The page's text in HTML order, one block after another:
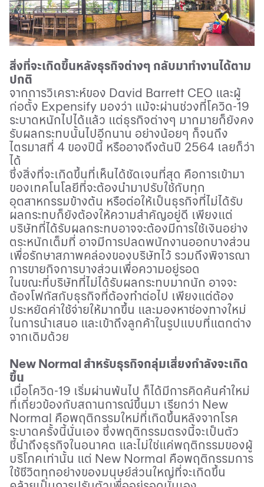
สิ่งที่จะเกิดขึ้นหลังธุรกิจต่างๆ กลับมาทำงานได้ตาม
ปกติ
จากการวิเคราะห์ของ David Barrett CEO และผู้
ก่อตั้ง Expensify มองว่า แม้จะผ่านช่วงที่โควิด-19
ระบาดหนักไปได้แล้ว แต่ธุรกิจต่างๆ มากมายก็ยังคง
รับผลกระทบนั้นไปอีกนาน อย่างน้อยๆ ก็จนถึง
ไตรมาสที่ 4 ของปีนี้ หรืออาจถึงต้นปี 2564 เลยก็ว่า
ได้
ซึ่งสิ่งที่จะเกิดขึ้นที่เห็นได้ชัดเจนที่สุด คือการเข้ามา
ของเทคโนโลยีที่จะต้องนำมาปรับใช้กับทุก
อุตสาหกรรมข้างต้น หรือต่อให้เป็นธุรกิจที่ไม่ได้รับ
ผลกระทบก็ยังต้องให้ความสำคัญอยู่ดี เพียงแต่
บริษัทที่ได้รับผลกระทบอาจจะต้องมีการใช้เงินอย่าง
ตระหนักเต็มที่ อาจมีการปลดพนักงานออกบางส่วน
เพื่อรักษาสภาพคล่องของบริษัทไว้ รวมถึงพิจารณา
การขายกิจการบางส่วนเพื่อความอยู่รอด
ในขณะที่บริษัทที่ไม่ได้รับผลกระทบมากนัก อาจจะ
ต้องโฟกัสกับธุรกิจที่ต้องทำต่อไป เพียงแต่ต้อง
ประหยัดค่าใช้จ่ายให้มากขึ้น และมองหาช่องทางใหม่
ในการนำเสนอ และเข้าถึงลูกค้าในรูปแบบที่แตกต่าง
จากเดิมด้วย
New Normalสำหรับธุรกิจกลุ่มเสี่ยงกำลังจะเกิด
ขึ้น
เมื่อโควิด-19 เริ่มผ่านพ้นไป ก็ได้มีการคิดค้นคำใหม่
ที่เกี่ยวข้องกับสถานการณ์ขึ้นมา เรียกว่า New
Normal คือพฤติกรรมใหม่ที่เกิดขึ้นหลังจากโรค
ระบาดครั้งนี้นั่นเอง ซึ่งพฤติกรรมตรงนี้จะเป็นตัว
ชี้นำถึงธุรกิจในอนาคต และไม่ใช่แค่พฤติกรรมของผู้
บริโภคเท่านั้น แต่ New Normal คือพฤติกรรมการ
ใช้ชีวิตทุกอย่างของมนุษย์ส่วนใหญ่ที่จะเกิดขึ้น